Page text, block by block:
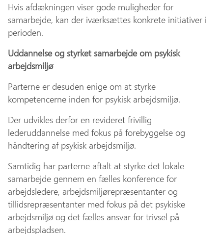
Hvis afdækningen viser gode muligheder for
samarbejde, kan der iværksættes konkrete initiativer i
perioden.
Uddannelse og styrket samarbejde om psykisk
arbejdsmiljø
Parterne er desuden enige om at styrke
kompetencerne inden for psykisk arbejdsmiljø.
Der udvikles derfor en revideret frivillig
lederuddannelse med fokus på forebyggelse og
håndtering af psykisk arbejdsmiljø.
Samtidig har parterne aftalt at styrke det lokale
samarbejde gennem en fælles konference for
arbejdsledere, arbejdsmiljørepræsentanter og
tillidsrepræsentanter med fokus på det psykiske
arbejdsmiljø og det fælles ansvar for trivsel på
arbejdspladsen.